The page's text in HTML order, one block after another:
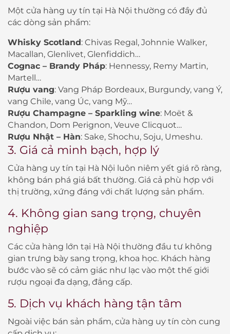
Một cửa hàng uy tín tại Hà Nội thường có đầy đủ
các dòng sản phẩm:
Whisky Scotland: Chivas Regal, Johnnie Walker,
Macallan, Glenlivet, Glenfiddich…
Cognac – Brandy Pháp: Hennessy, Remy Martin,
Martell…
Rượu vang: Vang Pháp Bordeaux, Burgundy, vang Ý,
vang Chile, vang Úc, vang Mỹ…
Rượu Champagne – Sparkling wine: Moët &
Chandon, Dom Perignon, Veuve Clicquot…
Rượu Nhật – Hàn: Sake, Shochu, Soju, Umeshu.
3. Giá cả minh bạch, hợp lý
Cửa hàng uy tín tại Hà Nội luôn niêm yết giá rõ ràng,
không bán phá giá bất thường. Giá cả phù hợp với
thị trường, xứng đáng với chất lượng sản phẩm.
4. Không gian sang trọng, chuyên
nghiệp
Các cửa hàng lớn tại Hà Nội thường đầu tư không
gian trưng bày sang trọng, khoa học. Khách hàng
bước vào sẽ có cảm giác như lạc vào một thế giới
rượu ngoại đa dạng, đẳng cấp.
5. Dịch vụ khách hàng tận tâm
Ngoài việc bán sản phẩm, cửa hàng uy tín còn cung